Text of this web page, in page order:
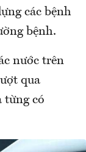
các bệnh
bệnh.
nước trên
qua
từng có